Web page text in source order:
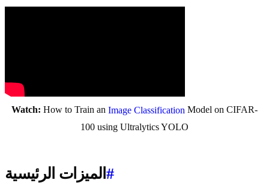
Watch: How to Train an Image Classification Model on CIFAR-
100 using Ultralytics YOLO
الميزات الرئيسية #